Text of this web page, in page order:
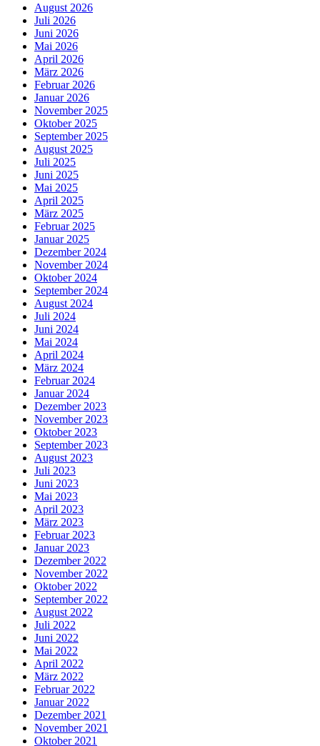
August 2026
Juli 2026
Juni 2026
Mai 2026
April 2026
März 2026
Februar 2026
Januar 2026
November 2025
Oktober 2025
September 2025
August 2025
Juli 2025
Juni 2025
Mai 2025
April 2025
März 2025
Februar 2025
Januar 2025
Dezember 2024
November 2024
Oktober 2024
September 2024
August 2024
Juli 2024
Juni 2024
Mai 2024
April 2024
März 2024
Februar 2024
Januar 2024
Dezember 2023
November 2023
Oktober 2023
September 2023
August 2023
Juli 2023
Juni 2023
Mai 2023
April 2023
März 2023
Februar 2023
Januar 2023
Dezember 2022
November 2022
Oktober 2022
September 2022
August 2022
Juli 2022
Juni 2022
Mai 2022
April 2022
März 2022
Februar 2022
Januar 2022
Dezember 2021
November 2021
Oktober 2021